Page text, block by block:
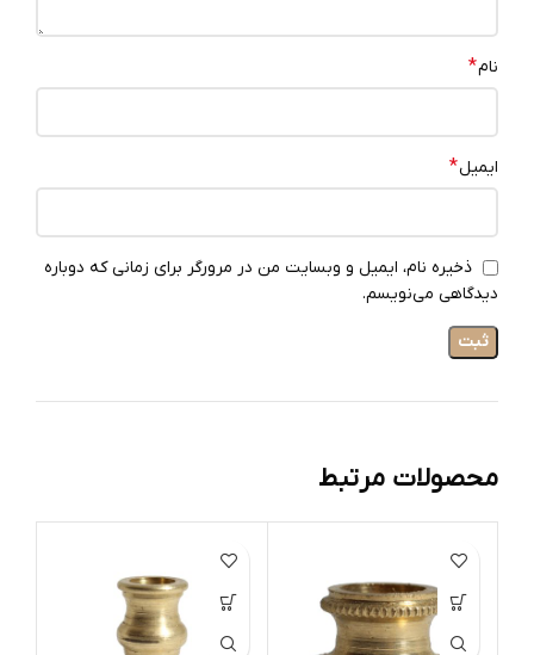
نام*
ایمیل*
ذخیره نام، ایمیل و وبسایت من در مرورگر برای زمانی که دوباره
دیدگاهی می‌نویسم.
محصولات مرتبط